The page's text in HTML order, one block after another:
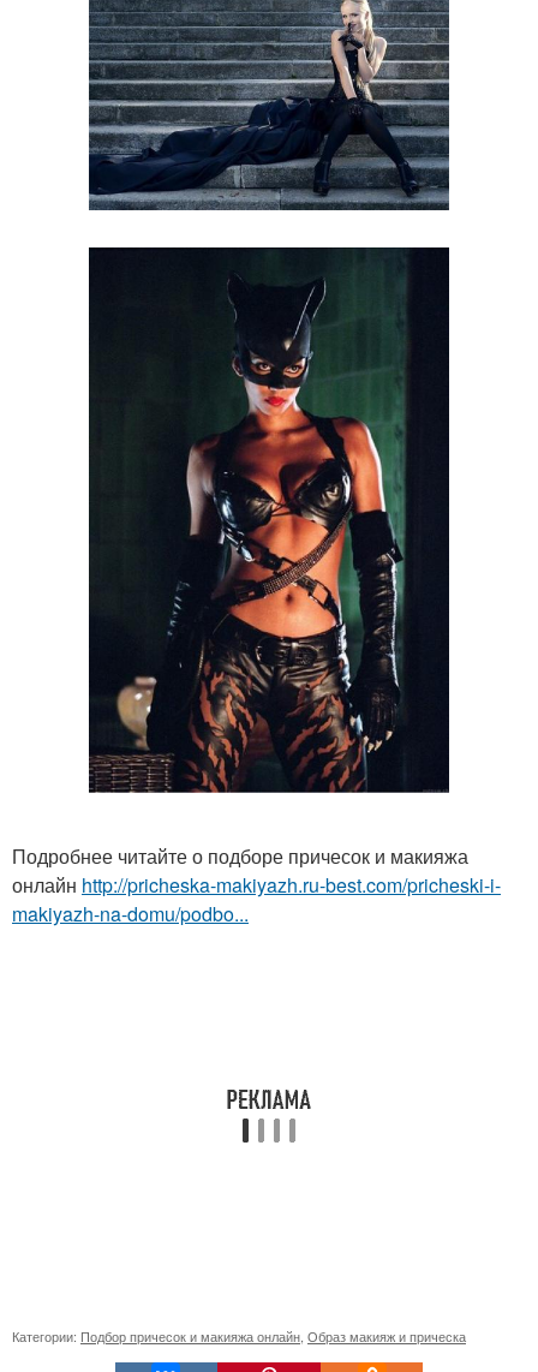
Подробнее читайте о подборе причесок и макияжа
онлайн http://pricheska-makiyazh.ru-best.com/pricheski-i-
makiyazh-na-domu/podbo...
Категории: Подбор причесок и макияжа онлайн Образ макияж и прическа